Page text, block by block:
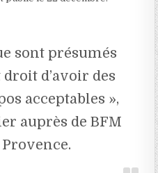
sont présumés
d’avoir des
acceptables »,
auprès de BFM